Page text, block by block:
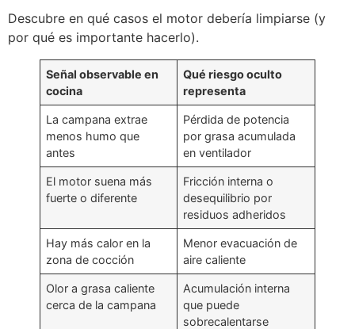
Descubre en qué casos el motor debería limpiarse (y
por qué es importante hacerlo).
Señal observable en
cocina
Qué riesgo oculto
representa
La campana extrae
menos humo que
antes
Pérdida de potencia
por grasa acumulada
en ventilador
El motor suena más
fuerte o diferente
Fricción interna o
desequilibrio por
residuos adheridos
Hay más calor en la
zona de cocción
Menor evacuación de
aire caliente
Olor a grasa caliente
cerca de la campana
Acumulación interna
que puede
sobrecalentarse